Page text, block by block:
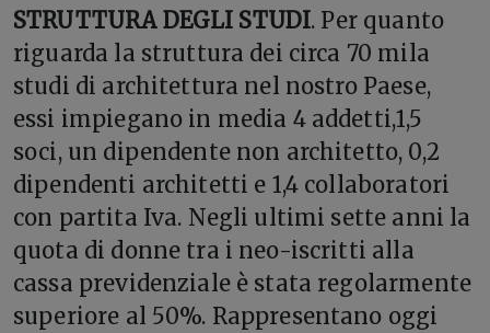
STRUTTURA DEGLI STUDI. Per quanto
riguarda la struttura dei circa 70 mila
studi di architettura nel nostro Paese,
essi impiegano in media 4 addetti,1,5
soci, un dipendente non architetto, 0,2
dipendenti architetti e 1,4 collaboratori
con partita Iva. Negli ultimi sette anni la
quota di donne tra i neo-iscritti alla
cassa previdenziale è stata regolarmente
superiore al 50%. Rappresentano oggi